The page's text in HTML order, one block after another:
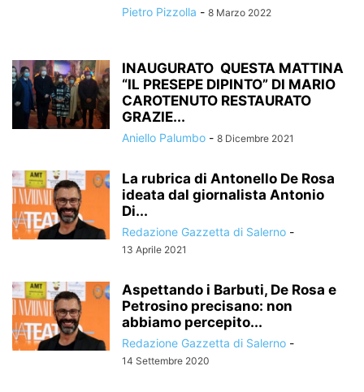
Pietro Pizzolla - 8 Marzo 2022
INAUGURATO QUESTA MATTINA
“IL PRESEPE DIPINTO” DI MARIO
CAROTENUTO RESTAURATO
GRAZIE...
Aniello Palumbo - 8 Dicembre 2021
La rubrica di Antonello De Rosa
ideata dal giornalista Antonio
Di...
Redazione Gazzetta di Salerno -
13 Aprile 2021
Aspettando i Barbuti, De Rosa e
Petrosino precisano: non
abbiamo percepito...
Redazione Gazzetta di Salerno -
14 Settembre 2020